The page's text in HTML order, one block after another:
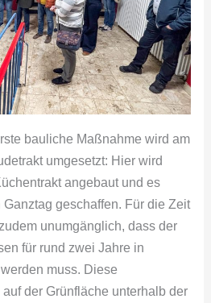
bauliche Maßnahme wird am
umgesetzt: Hier wird
angebaut und es
geschaffen. Für die Zeit
unumgänglich, dass der
für rund zwei Jahre in
muss. Diese
der Grünfläche unterhalb der